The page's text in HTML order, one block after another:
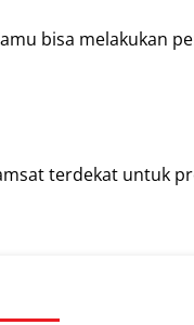
bisa melakukan
terdekat untuk